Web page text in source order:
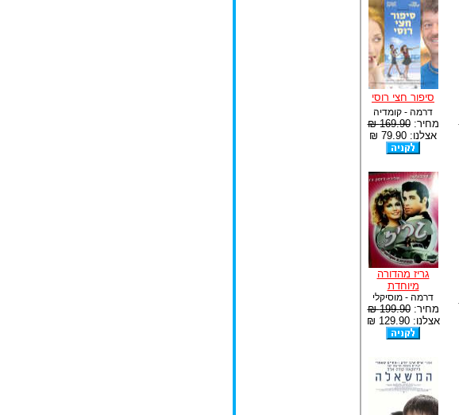
סיפור חצי רוסי
דרמה - קומדיה
מחיר:169.90 ₪
אצלנו: 79.90 ₪
גריז מהדורה
מיוחדת
דרמה - מוסיקלי
מחיר:199.90 ₪
אצלנו: 129.90 ₪